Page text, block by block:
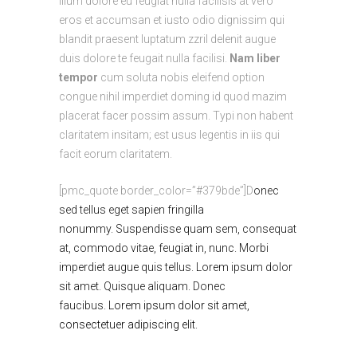
eros et accumsan et iusto odio dignissim qui
blandit praesent luptatum zzril delenit augue
duis dolore te feugait nulla facilisi.
Nam liber
tempor cum soluta nobis eleifend option
congue nihil imperdiet doming id quod mazim
placerat facer possim assum. Typi non habent
claritatem insitam; est usus legentis in iis qui
facit eorum claritatem.
[pmc_quote border_color=”#379bde”]Donec
sed tellus eget sapien fringilla
nonummy. Suspendisse quam sem, consequat
at, commodo vitae, feugiat in, nunc. Morbi
imperdiet augue quis tellus. Lorem ipsum dolor
sit amet. Quisque aliquam. Donec
faucibus.
Lorem ipsum dolor sit amet,
consectetuer adipiscing elit.